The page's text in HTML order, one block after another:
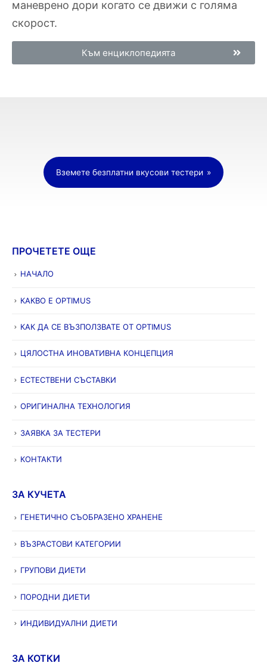
маневрено дори когато се движи с голяма
скорост.
Към енциклопедията
Вземете безплатни вкусови тестери
ПРОЧЕТЕТЕ ОЩЕ
НАЧАЛО
КАКВО Е OPTIMUS
КАК ДА СЕ ВЪЗПОЛЗВАТЕ ОТ OPTIMUS
ЦЯЛОСТНА ИНОВАТИВНА КОНЦЕПЦИЯ
ЕСТЕСТВЕНИ СЪСТАВКИ
ОРИГИНАЛНА ТЕХНОЛОГИЯ
ЗАЯВКА ЗА ТЕСТЕРИ
КОНТАКТИ
ЗА КУЧЕТА
ГЕНЕТИЧНО СЪОБРАЗЕНО ХРАНЕНЕ
ВЪЗРАСТОВИ КАТЕГОРИИ
ГРУПОВИ ДИЕТИ
ПОРОДНИ ДИЕТИ
ИНДИВИДУАЛНИ ДИЕТИ
ЗА КОТКИ